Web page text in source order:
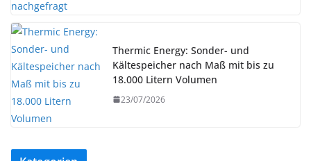
Thermic Energy: Sonder- und
Kältespeicher nach Maß mit bis zu
18.000 Litern Volumen
23/07/2026